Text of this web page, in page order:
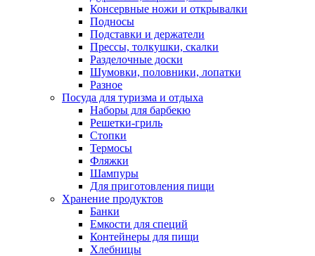
Консервные ножи и открывалки
Подносы
Подставки и держатели
Прессы, толкушки, скалки
Разделочные доски
Шумовки, половники, лопатки
Разное
Посуда для туризма и отдыха
Наборы для барбекю
Решетки-гриль
Стопки
Термосы
Фляжки
Шампуры
Для приготовления пищи
Хранение продуктов
Банки
Емкости для специй
Контейнеры для пищи
Хлебницы